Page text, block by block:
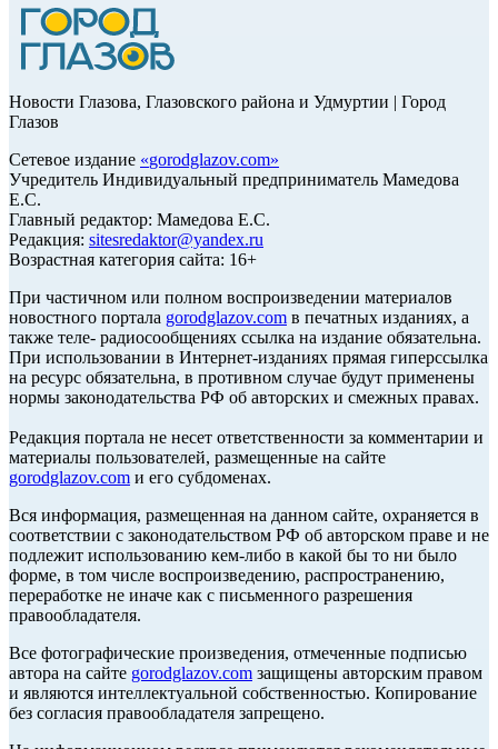
Новости Глазова, Глазовского района и Удмуртии | Город
Глазов
Сетевое издание «gorodglazov.com»
Учредитель Индивидуальный предприниматель Мамедова
Е.С.
Главный редактор: Мамедова Е.С.
Редакция: sitesredaktor@yandex.ru
Возрастная категория сайта: 16+
При частичном или полном воспроизведении материалов
новостного портала gorodglazov.com в печатных изданиях, а
также теле- радиосообщениях ссылка на издание обязательна.
При использовании в Интернет-изданиях прямая гиперссылка
на ресурс обязательна, в противном случае будут применены
нормы законодательства РФ об авторских и смежных правах.
Редакция портала не несет ответственности за комментарии и
материалы пользователей, размещенные на сайте
gorodglazov.com и его субдоменах.
Вся информация, размещенная на данном сайте, охраняется в
соответствии с законодательством РФ об авторском праве и не
подлежит использованию кем-либо в какой бы то ни было
форме, в том числе воспроизведению, распространению,
переработке не иначе как с письменного разрешения
правообладателя.
Все фотографические произведения, отмеченные подписью
автора на сайте gorodglazov.com защищены авторским правом
и являются интеллектуальной собственностью. Копирование
без согласия правообладателя запрещено.